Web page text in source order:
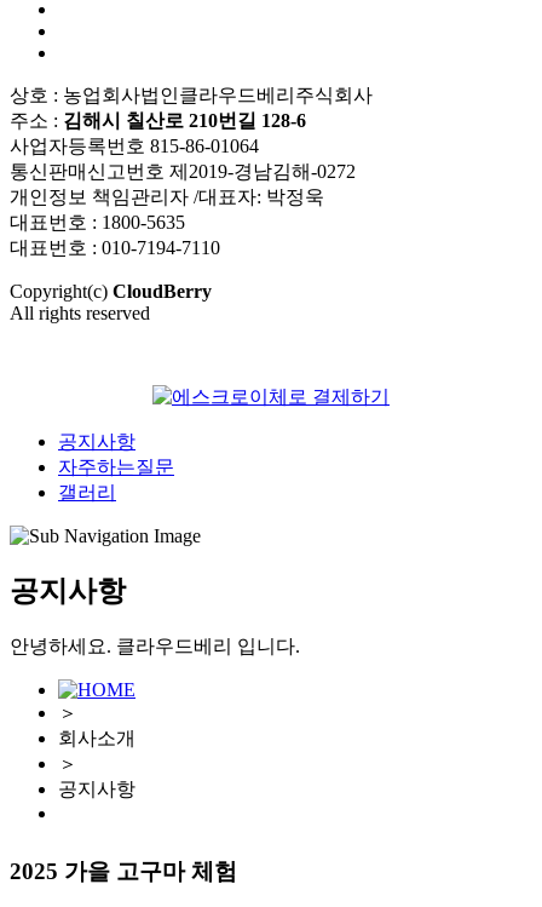
상호 : 농업회사법인클라우드베리주식회사
주소 : 김해시 칠산로 210번길 128-6
사업자등록번호 815-86-01064
통신판매신고번호 제2019-경남김해-0272
개인정보 책임관리자 /대표자: 박정욱
대표번호 : 1800-5635
대표번호 : 010-7194-7110
Copyright(c) CloudBerry
All rights reserved
공지사항
자주하는질문
갤러리
공지사항
안녕하세요. 클라우드베리 입니다.
＞
회사소개
＞
공지사항
2025 가을 고구마 체험